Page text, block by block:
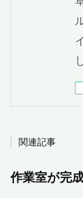
関連記事